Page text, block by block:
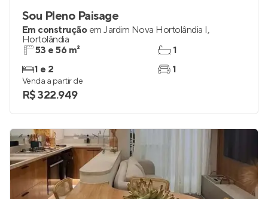
Sou Pleno Paisage
Em construção em Jardim Nova Hortolândia I,
Hortolândia
53 e 56 m²
1 e 2
1
1
Venda a partir de
R$ 322.949